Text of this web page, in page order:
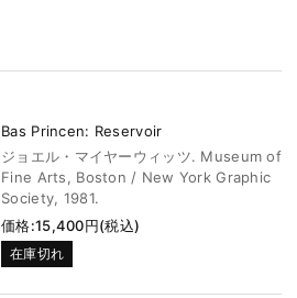
Bas Princen: Reservoir
ジョエル・マイヤーウィッツ. Museum of
Fine Arts, Boston / New York Graphic
Society, 1981.
価格:15,400円(税込)
在庫切れ